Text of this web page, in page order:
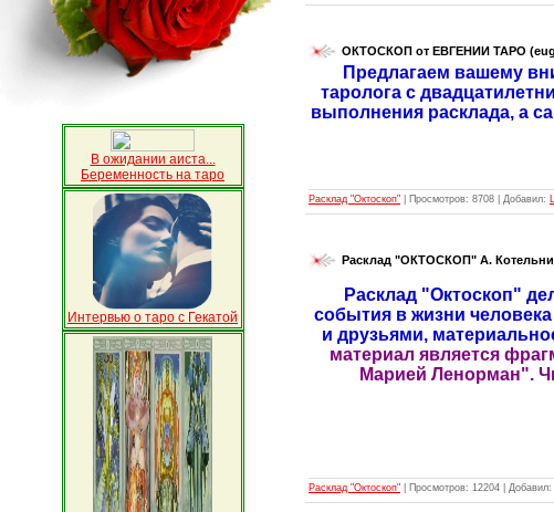
В ожидании аиста...
Беременность на таро
Интервью о таро с Гекатой
ОКТОСКОП от ЕВГЕНИИ ТАРО
Предлагаем вашему
таролога с
выполнения расклада, а
Расклад "Октоскоп" Просмотров: 8708 Добавил:
Расклад "ОКТОСКОП" А.
Расклад "Октоскоп"
события в жизни
и друзьями,
материал является
Марией Ленорман".
Расклад "Октоскоп" Просмотров: 12204 Добавил: